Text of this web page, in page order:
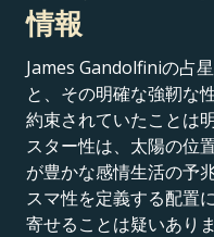
情報
James Gandolfiniの占
と、その明確な強靭な
約束されていたことは
スター性は、太陽の位
が豊かな感情生活の予
スマ性を定義する配置
寄せることは疑いありま